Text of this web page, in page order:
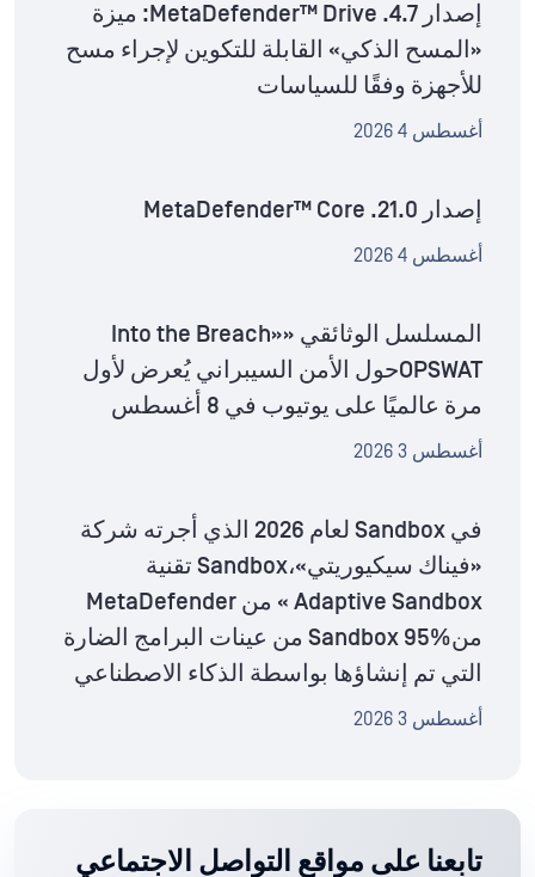
إصدار MetaDefender™ Drive .4.7: ميزة
«المسح الذكي» القابلة للتكوين لإجراء مسح
للأجهزة وفقًا للسياسات
أغسطس 4 2026
إصدار MetaDefender™ Core .21.0
أغسطس 4 2026
المسلسل الوثائقي «Into the Breach»
OPSWATحول الأمن السيبراني يُعرض لأول
مرة عالميًا على يوتيوب في 8 أغسطس
أغسطس 3 2026
في Sandbox لعام 2026 الذي أجرته شركة
«فيناك سيكيوريتي»،Sandbox تقنية
Adaptive Sandbox » من MetaDefender
منSandbox 95% من عينات البرامج الضارة
التي تم إنشاؤها بواسطة الذكاء الاصطناعي
أغسطس 3 2026
تابعنا على مواقع التواصل الاجتماعي